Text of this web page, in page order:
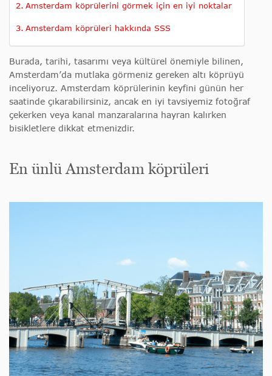
Amsterdam köprülerini görmek için en iyi noktalar
Amsterdam köprüleri hakkında SSS
Burada, tarihi, tasarımı veya kültürel önemiyle bilinen,
Amsterdam’da mutlaka görmeniz gereken altı köprüyü
inceliyoruz. Amsterdam köprülerinin keyfini günün her
saatinde çıkarabilirsiniz, ancak en iyi tavsiyemiz fotoğraf
çekerken veya kanal manzaralarına hayran kalırken
bisikletlere dikkat etmenizdir.
En ünlü Amsterdam köprüleri